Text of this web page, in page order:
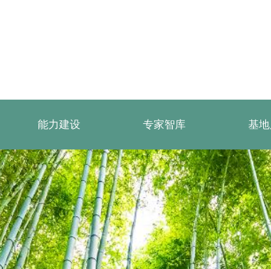
能力建设 专家智库 基